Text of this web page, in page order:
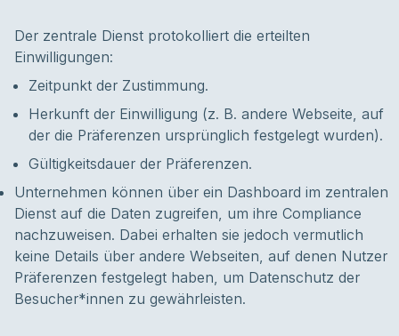
Der zentrale Dienst protokolliert die erteilten
Einwilligungen:
Zeitpunkt der Zustimmung.
Herkunft der Einwilligung (z. B. andere Webseite, auf
der die Präferenzen ursprünglich festgelegt wurden).
Gültigkeitsdauer der Präferenzen.
Unternehmen können über ein Dashboard im zentralen
Dienst auf die Daten zugreifen, um ihre Compliance
nachzuweisen. Dabei erhalten sie jedoch vermutlich
keine Details über andere Webseiten, auf denen Nutzer
Präferenzen festgelegt haben, um Datenschutz der
Besucher*innen zu gewährleisten.